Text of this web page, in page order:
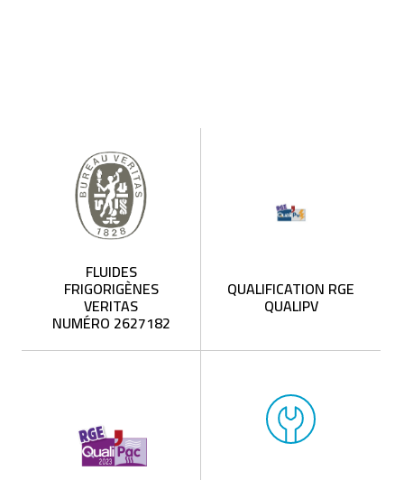
FLUIDES
FRIGORIGÈNES
VERITAS
NUMÉRO 2627182
QUALIFICATION RGE
QUALIPV